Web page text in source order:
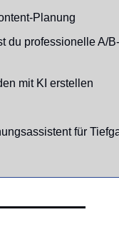
Planung
du professionelle A/
mit KI erstellen
für